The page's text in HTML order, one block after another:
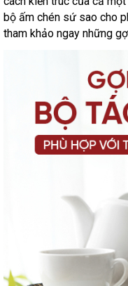
bộ ấm chén sứ sao cho
tham khảo ngay những